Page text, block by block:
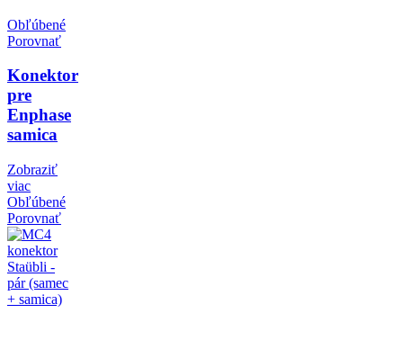
Obľúbené
Porovnať
Konektor
pre
Enphase
samica
Zobraziť
viac
Obľúbené
Porovnať